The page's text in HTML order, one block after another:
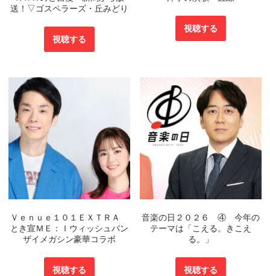
送！▽ゴスペラーズ・丘みどり
視聴する
視聴する
Ｖｅｎｕｅ１０１ＥＸＴＲＡ
とき宣ＭＥ：Ｉウィッシュバン
ザイメガシン豪華コラボ
視聴する
音楽の日２０２６ ④ 今年の
テーマは「こえる。きこえ
る。」
視聴する